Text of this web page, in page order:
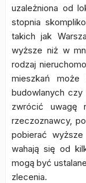
uzależniona od
stopnia
takich jak
wyższe niż w
rodzaj
mieszkań może
budowlanych
zwrócić uwagę
rzeczoznawcy,
pobierać
wahają się od
mogą być
zlecenia.